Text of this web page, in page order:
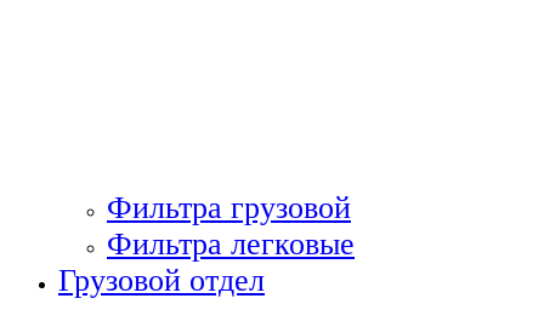
Фильтра грузовой
Фильтра легковые
Грузовой отдел